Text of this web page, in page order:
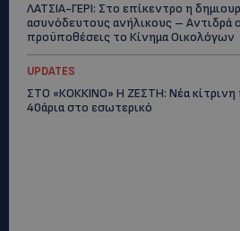
ΛΑΤΣΙΑ-ΓΕΡΙ: Στο επίκεντρο η
ασυνόδευτους ανήλικους – Αντιδρά
προϋποθέσεις το Κίνημα Οικολόγων
UPDATES
ΣΤΟ «ΚΟΚΚΙΝΟ» Η ΖΕΣΤΗ: Νέα κίτρινη
40άρια στο εσωτερικό